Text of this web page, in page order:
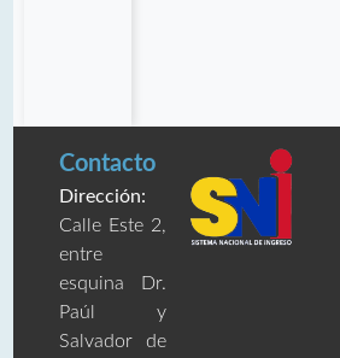
Contacto
Dirección:
Calle Este 2,
entre
esquina Dr.
Paúl y
Salvador de